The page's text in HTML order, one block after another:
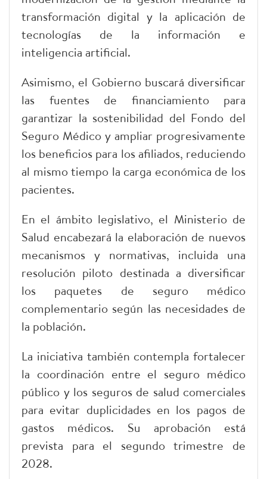
transformación digital y la aplicación de
tecnologías de la información e
inteligencia artificial.
Asimismo, el Gobierno buscará diversificar
las fuentes de financiamiento para
garantizar la sostenibilidad del Fondo del
Seguro Médico y ampliar progresivamente
los beneficios para los afiliados, reduciendo
al mismo tiempo la carga económica de los
pacientes.
En el ámbito legislativo, el Ministerio de
Salud encabezará la elaboración de nuevos
mecanismos y normativas, incluida una
resolución piloto destinada a diversificar
los paquetes de seguro médico
complementario según las necesidades de
la población.
La iniciativa también contempla fortalecer
la coordinación entre el seguro médico
público y los seguros de salud comerciales
para evitar duplicidades en los pagos de
gastos médicos. Su aprobación está
prevista para el segundo trimestre de
2028.